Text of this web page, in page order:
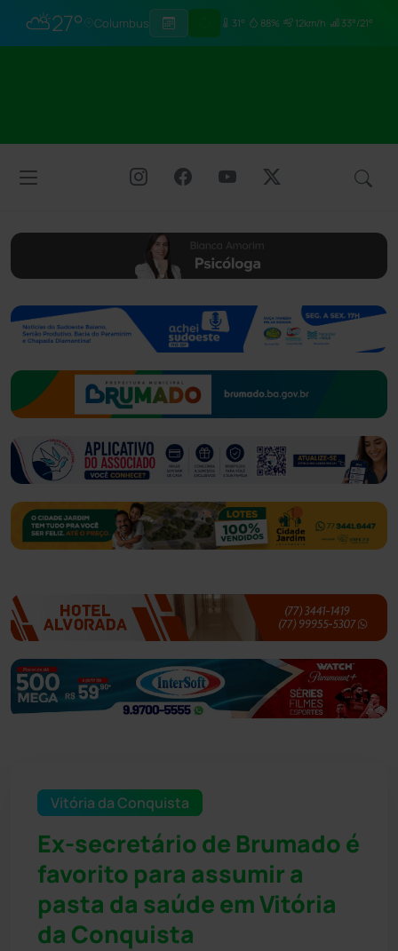
⛅27° Columbus 31° 88% 12km/h 33°/21°
Vitória da Conquista
Ex-secretário de Brumado é
favorito para assumir a
pasta da saúde em Vitória
da Conquista